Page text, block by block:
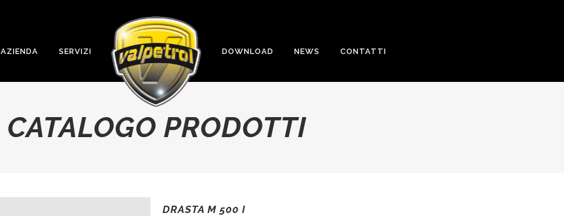
AZIENDA SERVIZI DOWNLOAD NEWS CONTATTI
CATALOGO PRODOTTI
DRASTA M 500 I